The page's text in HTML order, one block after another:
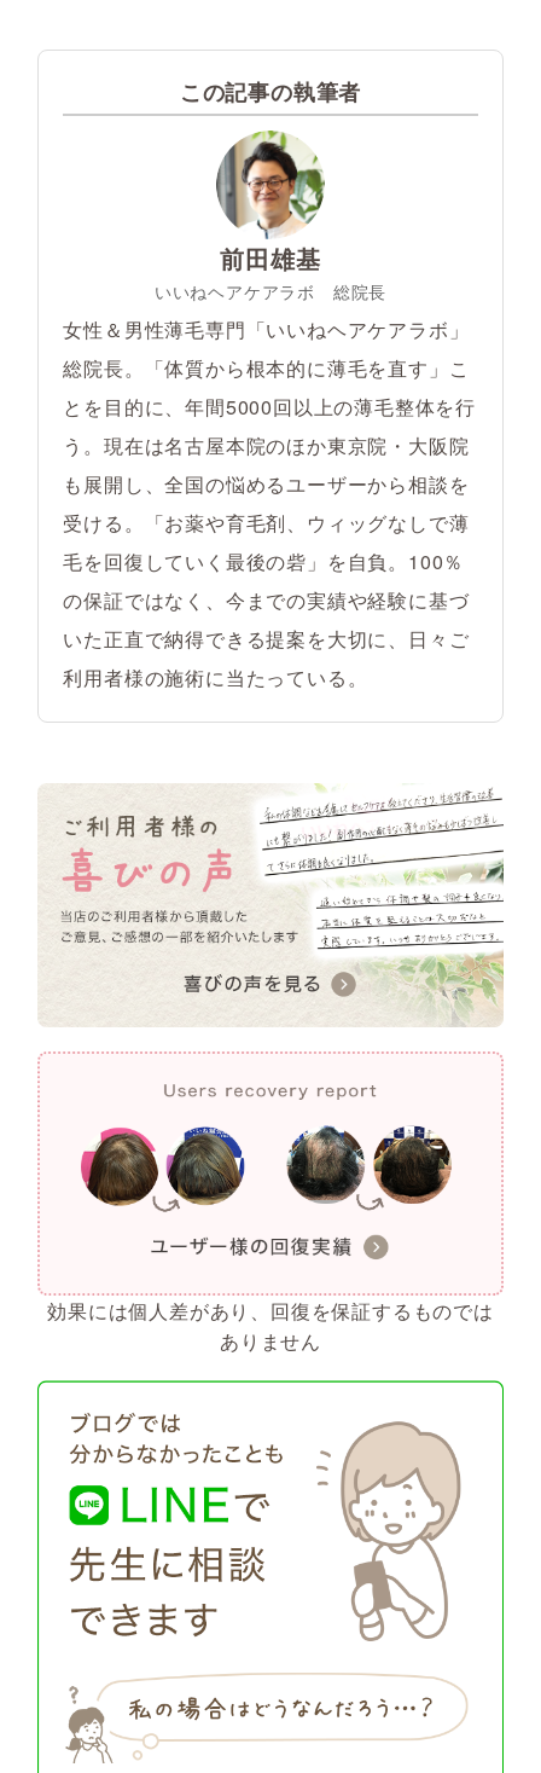
この記事の執筆者
前田雄基
いいねヘアケアラボ 総院長
女性＆男性薄毛専門「いいねヘアケアラボ」
総院長。「体質から根本的に薄毛を直す」こ
とを目的に、年間5000回以上の薄毛整体を行
う。現在は名古屋本院のほか東京院・大阪院
も展開し、全国の悩めるユーザーから相談を
受ける。「お薬や育毛剤、ウィッグなしで薄
毛を回復していく最後の砦」を自負。100％
の保証ではなく、今までの実績や経験に基づ
いた正直で納得できる提案を大切に、日々ご
利用者様の施術に当たっている。
効果には個人差があり、回復を保証するものでは
ありません